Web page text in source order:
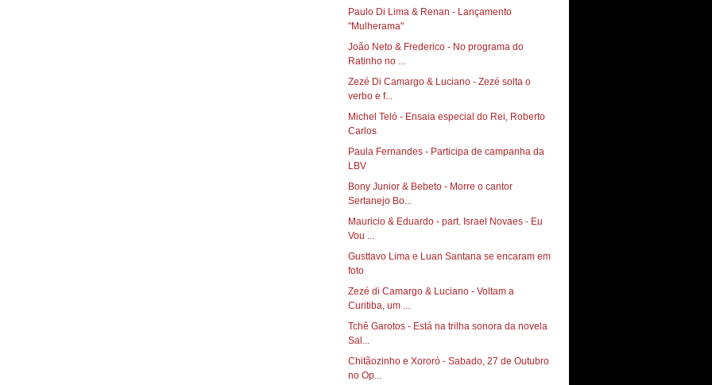
Paulo Di Lima & Renan - Lançamento
"Mulherama"
João Neto & Frederico - No programa do
Ratinho no ...
Zezé Di Camargo & Luciano - Zezé solta o
verbo e f...
Michel Teló - Ensaia especial do Rei, Roberto
Carlos
Paula Fernandes - Participa de campanha da
LBV
Bony Junior & Bebeto - Morre o cantor
Sertanejo Bo...
Mauricio & Eduardo - part. Israel Novaes - Eu
Vou ...
Gusttavo Lima e Luan Santana se encaram em
foto
Zezé di Camargo & Luciano - Voltam a
Curitiba, um ...
Tchê Garotos - Está na trilha sonora da novela
Sal...
Chitãozinho e Xororó - Sabado, 27 de Outubro
no Op...